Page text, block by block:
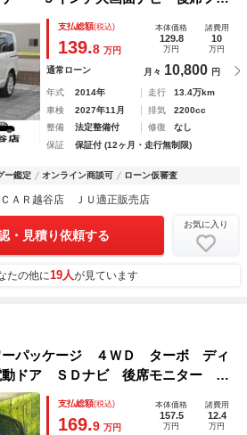
電動スライドドア・スマートキー・
インチアルミ・パドルシフト・ＥＴ
支払総額(税込)
139.8 万円
本体価格
129.8
万円
諸費用
10
万円
通常ローン 月々 10,800 円
年式 2014年 走行
13.4万km
車検
2027年11月 排気
2200cc
整備
法定整備付 修復
なし
保証
保証付 (12ヶ月・走行無制限)
ー鑑定 オンライン商談可 ローン仮審査
ＡＲ越谷店 ＪＵ適正販売店
・見積り依頼する
お気に入り
たの他に19人が見ています
パッケージ ４ＷＤ ターボ ディ
動ドア ＳＤナビ 後席モニター バ
トヒーター 電動リアゲート ドラ
Ｄヘッド ＥＴＣ クルコン
支払総額(税込)
169.9 万円
本体価格
157.5
万円
諸費用
12.4
万円